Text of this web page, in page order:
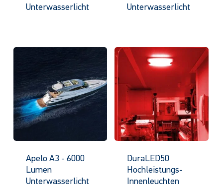
Unterwasserlicht
Unterwasserlicht
Apelo A3 - 6000
Lumen
Unterwasserlicht
DuraLED50
Hochleistungs-
Innenleuchten